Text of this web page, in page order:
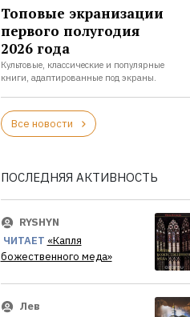
Топовые экранизации
первого полугодия
2026 года
Культовые, классические и популярные
книги, адаптированные под экраны.
Все новости
ПОСЛЕДНЯЯ АКТИВНОСТЬ
RYSHYN
ЧИТАЕТ «Капля
божественного меда»
Лев